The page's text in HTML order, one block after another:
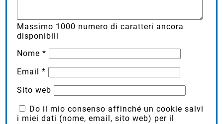
Massimo 1000 numero di caratteri ancora
disponibili
Nome*
Email*
Sito web
Do il mio consenso affinché un cookie salvi
i miei dati (nome, email, sito web) per il